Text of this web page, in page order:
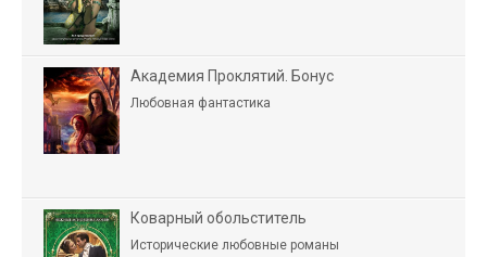
Академия Проклятий. Бонус
Любовная фантастика
Коварный обольститель
Исторические любовные романы